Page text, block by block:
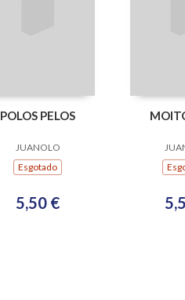
POLOS PELOS
JUANOLO
Esgotado
5,50 €